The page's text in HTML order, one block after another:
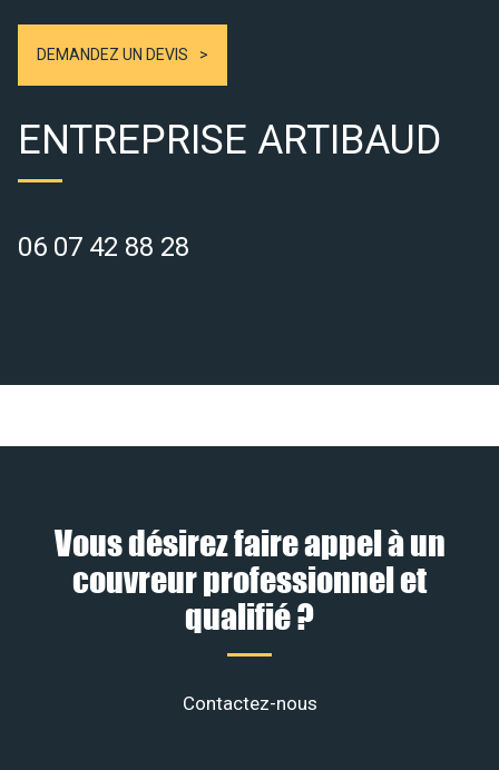
DEMANDEZ UN DEVIS
ENTREPRISE ARTIBAUD
06 07 42 88 28
Vous désirez faire appel à un
couvreur professionnel et
qualifié ?
Contactez-nous